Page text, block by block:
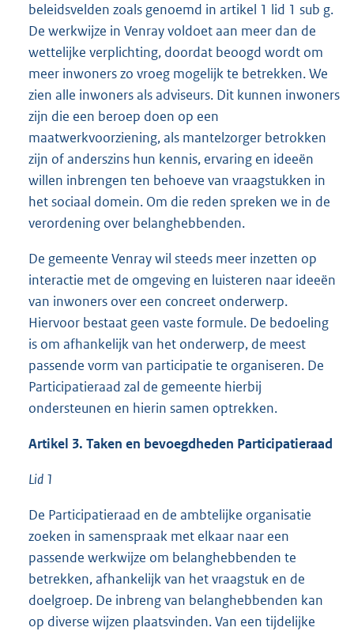
beleidsvelden zoals genoemd in artikel 1 lid 1 sub g.
De werkwijze in Venray voldoet aan meer dan de
wettelijke verplichting, doordat beoogd wordt om
meer inwoners zo vroeg mogelijk te betrekken. We
zien alle inwoners als adviseurs. Dit kunnen inwoners
zijn die een beroep doen op een
maatwerkvoorziening, als mantelzorger betrokken
zijn of anderszins hun kennis, ervaring en ideeën
willen inbrengen ten behoeve van vraagstukken in
het sociaal domein. Om die reden spreken we in de
verordening over belanghebbenden.
De gemeente Venray wil steeds meer inzetten op
interactie met de omgeving en luisteren naar ideeën
van inwoners over een concreet onderwerp.
Hiervoor bestaat geen vaste formule. De bedoeling
is om afhankelijk van het onderwerp, de meest
passende vorm van participatie te organiseren. De
Participatieraad zal de gemeente hierbij
ondersteunen en hierin samen optrekken.
Artikel 3. Taken en bevoegdheden Participatieraad
Lid 1
De Participatieraad en de ambtelijke organisatie
zoeken in samenspraak met elkaar naar een
passende werkwijze om belanghebbenden te
betrekken, afhankelijk van het vraagstuk en de
doelgroep. De inbreng van belanghebbenden kan
op diverse wijzen plaatsvinden. Van een tijdelijke